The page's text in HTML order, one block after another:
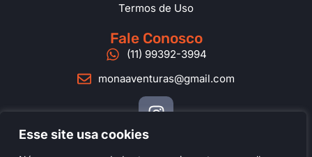
Esse site usa cookies
Termos de Uso
Fale Conosco
(11) 99392-3994
monaaventuras@gmail.com